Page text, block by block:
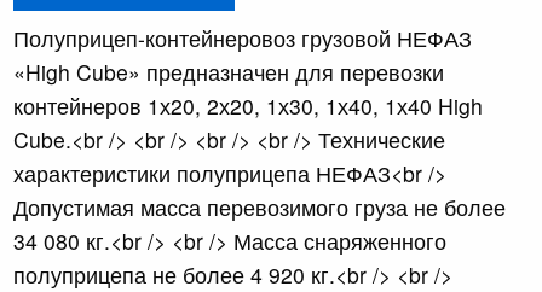
Полуприцеп-контейнеровоз грузовой НЕФАЗ
«High Cube» предназначен для перевозки
контейнеров 1х20, 2х20, 1х30, 1х40, 1х40 High
Cube.<br /> <br /> <br /> <br /> Технические
характеристики полуприцепа НЕФАЗ<br />
Допустимая масса перевозимого груза не более
34 080 кг.<br /> <br /> Масса снаряженного
полуприцепа не более 4 920 кг.<br /> <br />